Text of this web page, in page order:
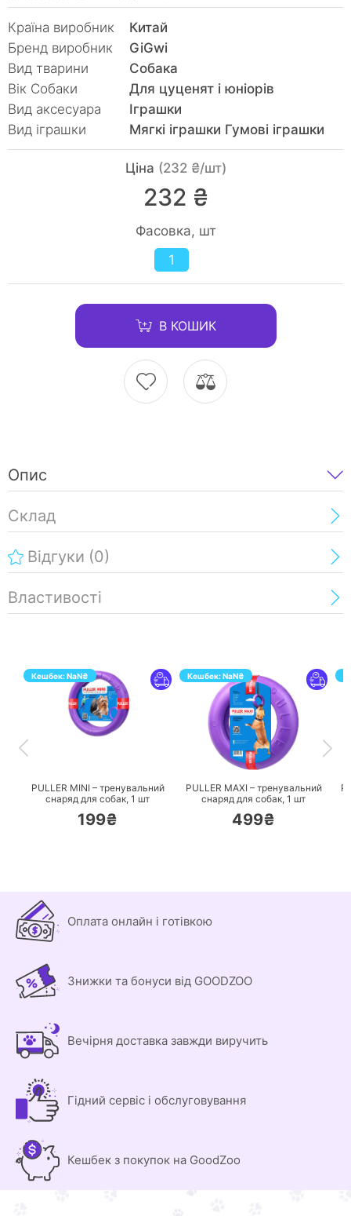
Країна виробник
Китай
Бренд виробник
GiGwi
Вид тварини
Собака
Вік Собаки
Для цуценят і юніорів
Вид аксесуара
Іграшки
Вид іграшки
Мягкі іграшки Гумові іграшки
Ціна (232 ₴/шт)
232 ₴
Фасовка, шт
1
В КОШИК
Опис
Склад
Відгуки (0)
Властивості
Кешбек:NaN₴
PULLER MINI – тренувальний
снаряд для собак, 1 шт
199₴
Кешбек:NaN₴
ПЕРЕЙТИ
PULLER MAXI – тренувальний
снаряд для собак, 1 шт
499₴
Оплата онлайн і готівкою
Знижки та бонуси від GOODZOO
Вечірня доставка завжди виручить
Гідний сервіс і обслуговування
Кешбек з покупок на GoodZoo